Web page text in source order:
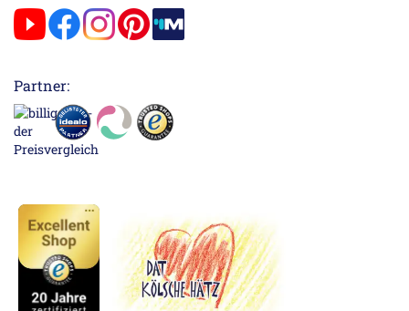
Partner: